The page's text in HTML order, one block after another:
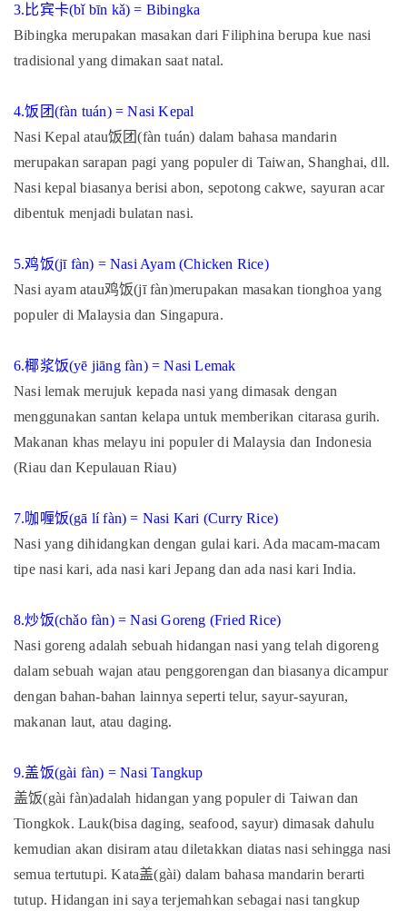
3. 比宾卡(bǐ bīn kǎ) = Bibingka
Bibingka merupakan masakan dari Filiphina berupa kue nasi
tradisional yang dimakan saat natal.
4.饭团(fàn tuán) = Nasi Kepal
Nasi Kepal atau饭团(fàn tuán) dalam bahasa mandarin
merupakan sarapan pagi yang populer di Taiwan, Shanghai, dll.
Nasi kepal biasanya berisi abon, sepotong cakwe, sayuran acar
dibentuk menjadi bulatan nasi.
5.鸡饭(jī fàn) = Nasi Ayam (Chicken Rice)
Nasi ayam atau鸡饭(jī fàn)merupakan masakan tionghoa yang
populer di Malaysia dan Singapura.
6.椰浆饭(yē jiāng fàn) = Nasi Lemak
Nasi lemak merujuk kepada nasi yang dimasak dengan
menggunakan santan kelapa untuk memberikan citarasa gurih.
Makanan khas melayu ini populer di Malaysia dan Indonesia
(Riau dan Kepulauan Riau)
7.咖喱饭(gā lí fàn) = Nasi Kari (Curry Rice)
Nasi yang dihidangkan dengan gulai kari. Ada macam-macam
tipe nasi kari, ada nasi kari Jepang dan ada nasi kari India.
8.炒饭(chǎo fàn) = Nasi Goreng (Fried Rice)
Nasi goreng adalah sebuah hidangan nasi yang telah digoreng
dalam sebuah wajan atau penggorengan dan biasanya dicampur
dengan bahan-bahan lainnya seperti telur, sayur-sayuran,
makanan laut, atau daging.
9.盖饭(gài fàn) = Nasi Tangkup
盖饭(gài fàn)adalah hidangan yang populer di Taiwan dan
Tiongkok. Lauk(bisa daging, seafood, sayur) dimasak dahulu
kemudian akan disiram atau diletakkan diatas nasi sehingga nasi
semua tertutupi. Kata盖(gài) dalam bahasa mandarin berarti
tutup. Hidangan ini saya terjemahkan sebagai nasi tangkup